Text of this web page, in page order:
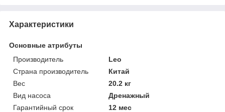
Характеристики
Основные атрибуты
Производитель
Leo
Страна производитель
Китай
Вес
20.2 кг
Вид насоса
Дренажный
Гарантийный срок
12 мес